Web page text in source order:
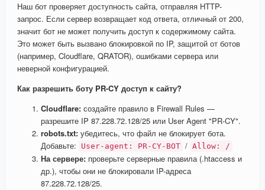
Наш бот проверяет доступность сайта, отправляя HTTP-
запрос. Если сервер возвращает код ответа, отличный от 200,
значит бот не может получить доступ к содержимому сайта.
Это может быть вызвано блокировкой по IP, защитой от ботов
(например, Cloudflare, QRATOR), ошибками сервера или
неверной конфигурацией.
Как разрешить боту PR-CY доступ к сайту?
Cloudflare: создайте правило в Firewall Rules —
разрешите IP 87.228.72.128/25 или User Agent "PR-CY".
robots.txt: убедитесь, что файл не блокирует бота.
Добавьте:
User-agent: PR-CY-BOT / Allow: /
На сервере: проверьте серверные правила (.htaccess и
др.), чтобы они не блокировали IP-адреса
87.228.72.128/25.